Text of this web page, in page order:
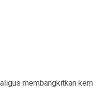
membangkitkan